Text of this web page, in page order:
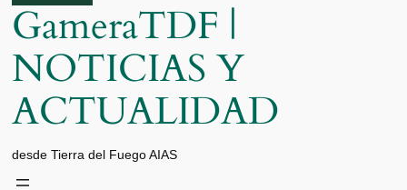
GameraTDF |
NOTICIAS Y
ACTUALIDAD
desde Tierra del Fuego AIAS